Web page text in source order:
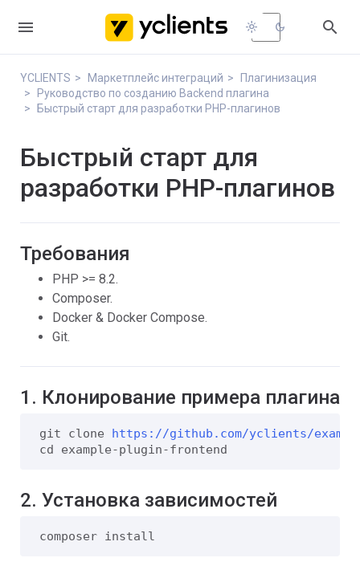
 light_mode dark_mode 
YCLIENTS Маркетплейс интеграций
Плагинизация
Руководство по созданию Backend плагина
Быстрый старт для разработки PHP-плагинов
Быстрый старт для
разработки PHP-плагинов
Требования
PHP >= 8.2.
Composer.
Docker & Docker Compose.
Git.
1. Клонирование примера плагина
git clone https://github.com/yclients/
cd example-plugin-frontend
2. Установка зависимостей
composer install